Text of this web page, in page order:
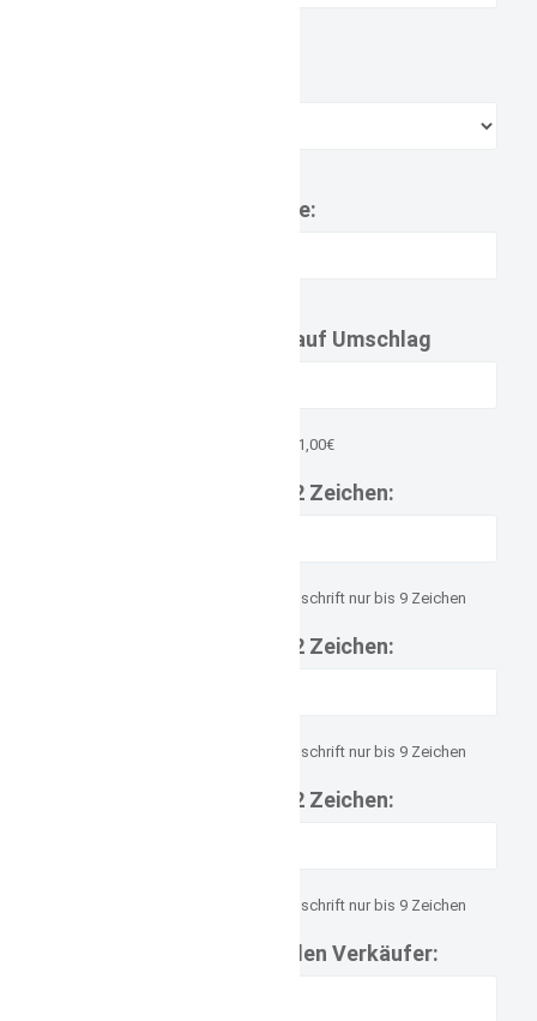
Name:
Geburts Datum auf Umschlag
Aufpreis 1,00€
3.Zeile bis 12 Zeichen:
Zeilenaufpreis 2,20€ Schreibschrift nur bis 9 Zeichen
4.Zeile bis 12 Zeichen:
Zeilenaufpreis 2,20€ Schreibschrift nur bis 9 Zeichen
5.Zeile bis 12 Zeichen:
Zeilenaufpreis 2,20€ Schreibschrift nur bis 9 Zeichen
Mitteilungen an den Verkäufer: